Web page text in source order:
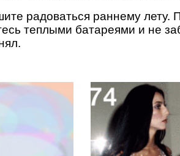
радоваться раннему
теплыми батареями и не